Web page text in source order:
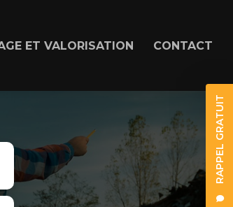
RAPPEL GRATUIT
ET VALORISATION CONTACT